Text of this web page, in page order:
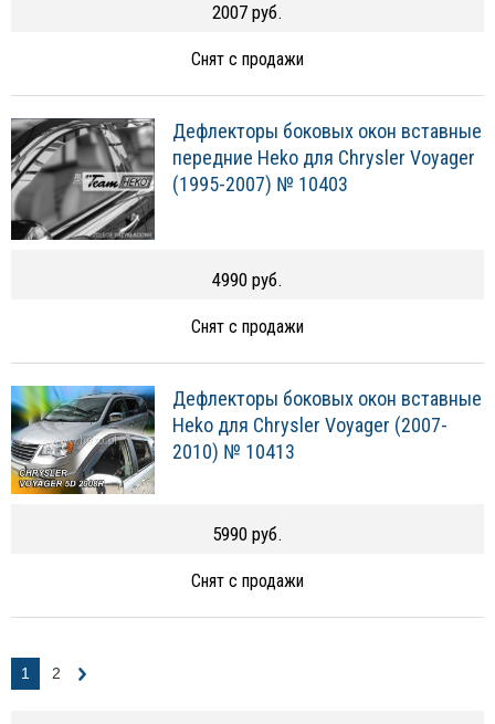
2007 руб.
Снят с продажи
Дефлекторы боковых окон вставные
передние Heko для Chrysler Voyager
(1995-2007) № 10403
4990 руб.
Снят с продажи
Дефлекторы боковых окон вставные
Heko для Chrysler Voyager (2007-
2010) № 10413
5990 руб.
Снят с продажи
1 2